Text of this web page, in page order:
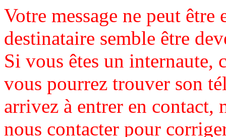
Votre message ne peut
destinataire semble être
Si vous êtes un internaute,
vous pourrez trouver son
arrivez à entrer en contact,
nous contacter pour